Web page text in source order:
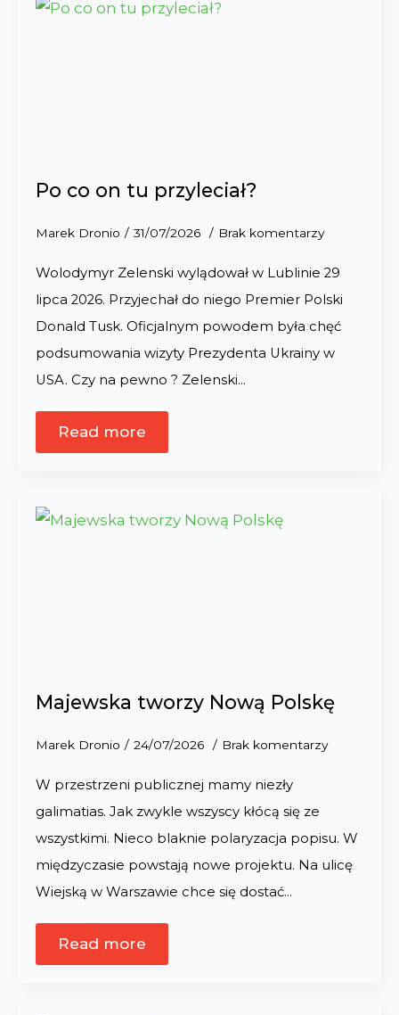
Po co on tu przyleciał?
Marek Dronio 31/07/2026 Brak komentarzy
Wolodymyr Zelenski wylądował w Lublinie 29
lipca 2026. Przyjechał do niego Premier Polski
Donald Tusk. Oficjalnym powodem była chęć
podsumowania wizyty Prezydenta Ukrainy w
USA. Czy na pewno ? Zelenski…
Read more
Majewska tworzy Nową Polskę
Marek Dronio 24/07/2026 Brak komentarzy
W przestrzeni publicznej mamy niezły
galimatias. Jak zwykle wszyscy kłócą się ze
wszystkimi. Nieco blaknie polaryzacja popisu. W
międzyczasie powstają nowe projektu. Na ulicę
Wiejską w Warszawie chce się dostać…
Read more